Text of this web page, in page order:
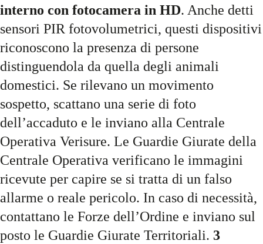
interno con fotocamera in HD. Anche detti
sensori PIR fotovolumetrici, questi dispositivi
riconoscono la presenza di persone
distinguendola da quella degli animali
domestici. Se rilevano un movimento
sospetto, scattano una serie di foto
dell’accaduto e le inviano alla Centrale
Operativa Verisure. Le Guardie Giurate della
Centrale Operativa verificano le immagini
ricevute per capire se si tratta di un falso
allarme o reale pericolo. In caso di necessità,
contattano le Forze dell’Ordine e inviano sul
posto le Guardie Giurate Territoriali. 3